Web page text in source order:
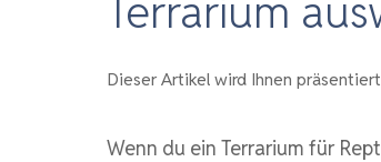
Terrarium
Dieser Artikel wird Ihnen
Wenn du ein Terrarium für